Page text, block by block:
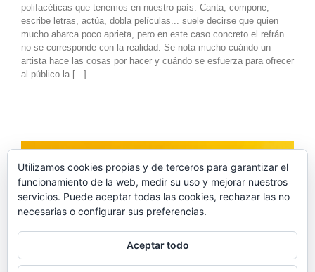
polifacéticas que tenemos en nuestro país. Canta, compone,
escribe letras, actúa, dobla películas... suele decirse que quien
mucho abarca poco aprieta, pero en este caso concreto el refrán
no se corresponde con la realidad. Se nota mucho cuándo un
artista hace las cosas por hacer y cuándo se esfuerza para ofrecer
al público la [...]
Utilizamos cookies propias y de terceros para garantizar el
funcionamiento de la web, medir su uso y mejorar nuestros
servicios. Puede aceptar todas las cookies, rechazar las no
necesarias o configurar sus preferencias.
Aceptar todo